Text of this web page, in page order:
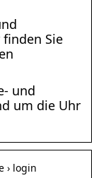
Sie
und
um die Uhr
› login